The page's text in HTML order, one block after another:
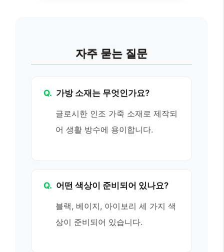
자주 묻는 질문
Q. 가방 소재는 무엇인가요?
글로시한 인조 가죽 소재로 제작되
어 생활 방수에 용이합니다.
Q. 어떤 색상이 준비되어 있나요?
블랙, 베이지, 아이보리 세 가지 색
상이 준비되어 있습니다.